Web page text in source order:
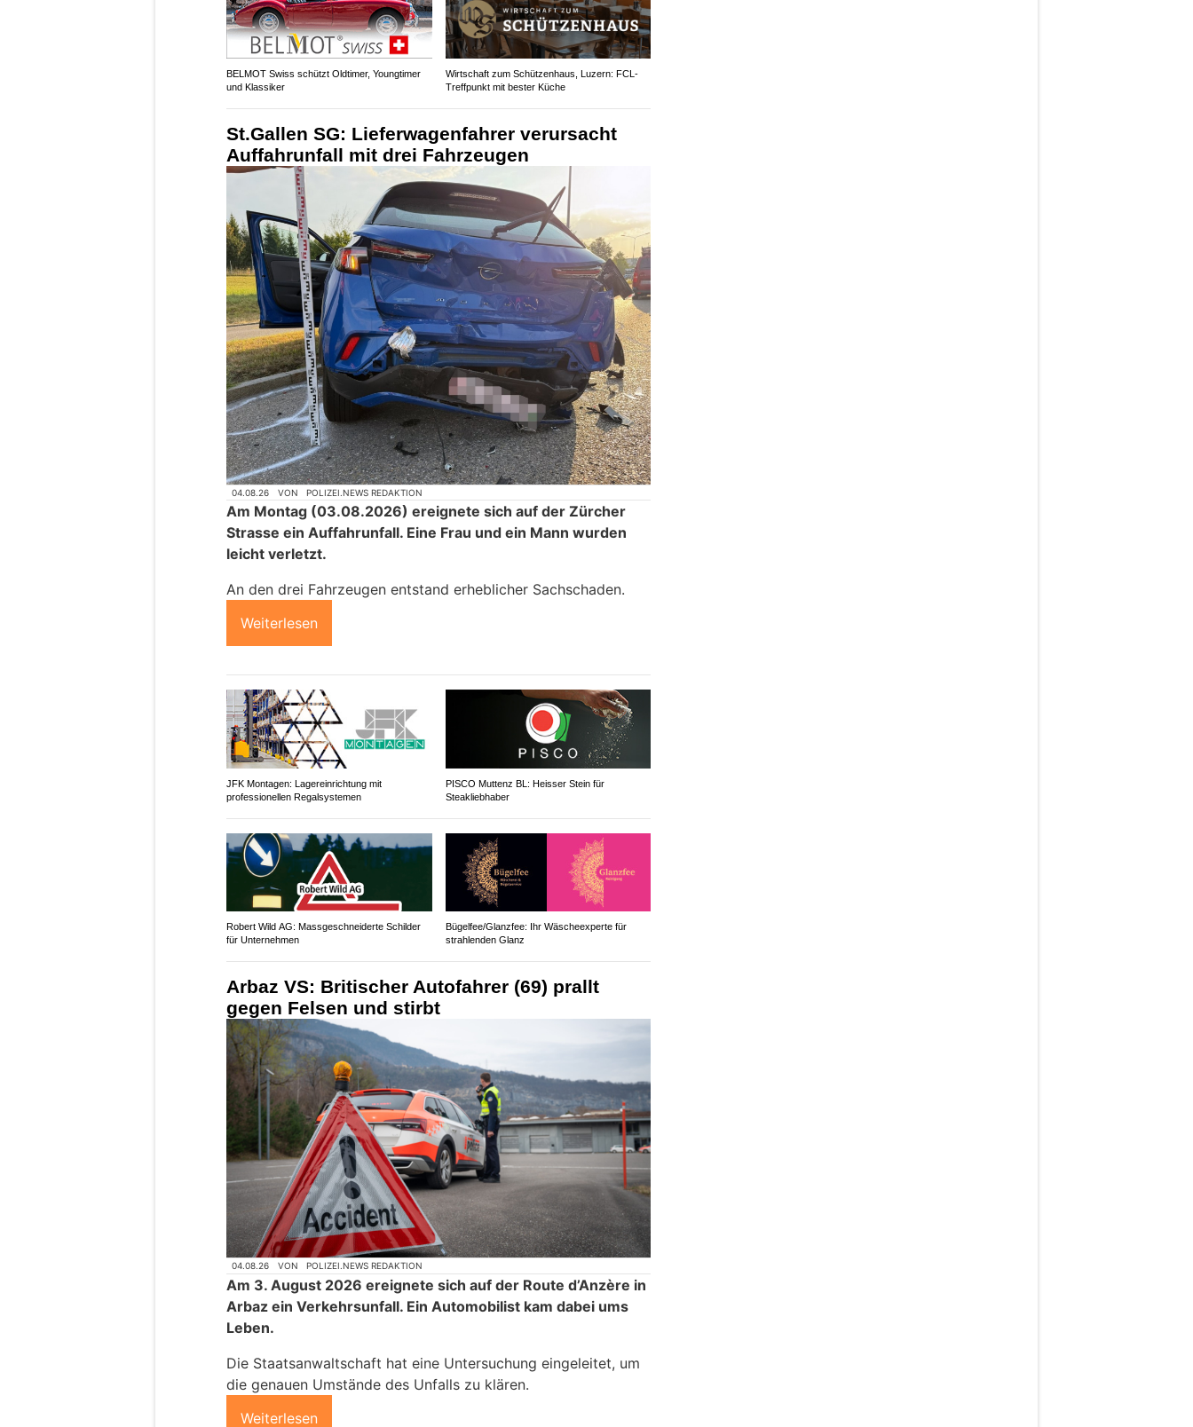
BELMOT Swiss schützt Oldtimer, Youngtimer
und Klassiker
Wirtschaft zum Schützenhaus, Luzern: FCL-
Treffpunkt mit bester Küche
St.Gallen SG: Lieferwagenfahrer verursacht
Auffahrunfall mit drei Fahrzeugen
04.08.26 VON POLIZEI.NEWS REDAKTION
Am Montag (03.08.2026) ereignete sich auf der Zürcher
Strasse ein Auffahrunfall. Eine Frau und ein Mann wurden
leicht verletzt.
An den drei Fahrzeugen entstand erheblicher Sachschaden.
Weiterlesen
JFK Montagen: Lagereinrichtung mit
professionellen Regalsystemen
PISCO Muttenz BL: Heisser Stein für
Steakliebhaber
Robert Wild AG: Massgeschneiderte Schilder
für Unternehmen
Bügelfee/Glanzfee: Ihr Wäscheexperte für
strahlenden Glanz
Arbaz VS: Britischer Autofahrer (69) prallt
gegen Felsen und stirbt
04.08.26 VON POLIZEI.NEWS REDAKTION
Am 3. August 2026 ereignete sich auf der Route d’Anzère in
Arbaz ein Verkehrsunfall. Ein Automobilist kam dabei ums
Leben.
Die Staatsanwaltschaft hat eine Untersuchung eingeleitet, um
die genauen Umstände des Unfalls zu klären.
Weiterlesen